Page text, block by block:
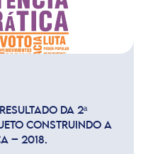
DA 2ª
CONSTRUINDO A
– 2018.